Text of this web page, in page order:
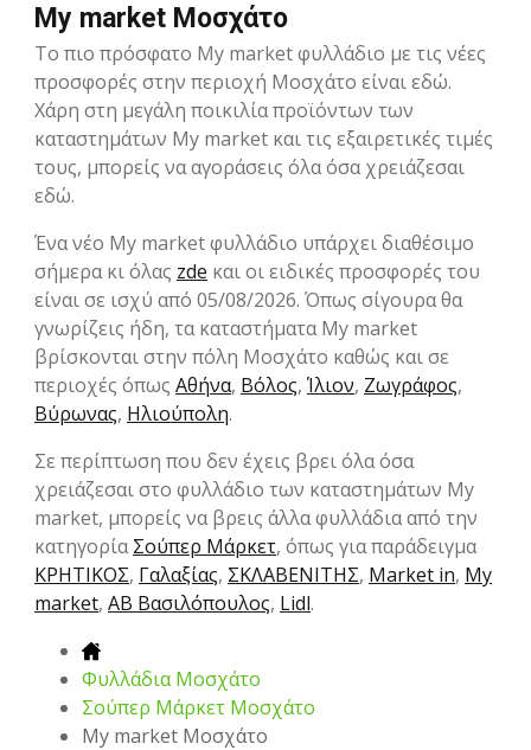
My market Μοσχάτο
Το πιο πρόσφατο My market φυλλάδιο με τις νέες
προσφορές στην περιοχή Μοσχάτο είναι εδώ.
Χάρη στη μεγάλη ποικιλία προϊόντων των
καταστημάτων My market και τις εξαιρετικές τιμές
τους, μπορείς να αγοράσεις όλα όσα χρειάζεσαι
εδώ.
Ένα νέο My market φυλλάδιο υπάρχει διαθέσιμο
σήμερα κι όλας zde και οι ειδικές προσφορές του
είναι σε ισχύ από 05/08/2026. Όπως σίγουρα θα
γνωρίζεις ήδη, τα καταστήματα My market
βρίσκονται στην πόλη Μοσχάτο καθώς και σε
περιοχές όπως Αθήνα, Βόλος, Ίλιον, Ζωγράφος,
Βύρωνας, Ηλιούπολη.
Σε περίπτωση που δεν έχεις βρει όλα όσα
χρειάζεσαι στο φυλλάδιο των καταστημάτων My
market, μπορείς να βρεις άλλα φυλλάδια από την
κατηγορίαΣούπερ Μάρκετ, όπως για παράδειγμα
ΚΡΗΤΙΚΟΣ, Γαλαξίας, ΣΚΛΑΒΕΝΙΤΗΣ, Market in, My
market, ΑΒ Βασιλόπουλος, Lidl.
Φυλλάδια Μοσχάτο
Σούπερ Μάρκετ Μοσχάτο
My market Μοσχάτο